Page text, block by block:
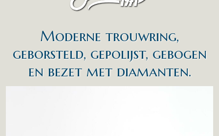
Moderne trouwring,
geborsteld, gepolijst, gebogen
en bezet met diamanten.